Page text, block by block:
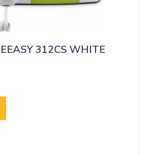
312CS WHITE